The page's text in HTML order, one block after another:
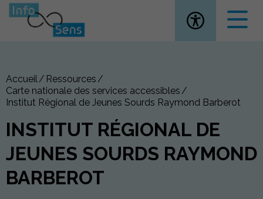
Ouvrir la
Accueil
Ressources
Carte nationale des services accessibles
Institut Régional de Jeunes Sourds Raymond Barberot
INSTITUT RÉGIONAL DE
JEUNES SOURDS RAYMOND
BARBEROT